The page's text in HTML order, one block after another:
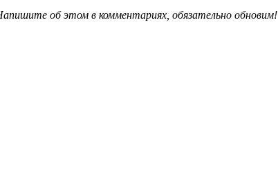
об этом в комментариях, обязательно обновим!